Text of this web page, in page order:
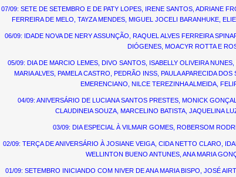
07/09: SETE DE SETEMBRO E DE PATY LOPES, IRENE SANTOS, ADRIANE
FERREIRA DE MELO, TAYZA MENDES, MIGUEL JOCELI BARANHUKE,
06/09: IDADE NOVA DE NERY ASSUNÇÃO, RAQUEL ALVES FERREIRA
DIÓGENES, MOACYR ROTTA E
05/09: DIA DE MARCIO LEMES, DIVO SANTOS, ISABELLY OLIVEIRA
MARIA ALVES, PAMELA CASTRO, PEDRÃO INSS, PAULA APARECIDA
EMERENCIANO, NILCE TEREZINHA ALMEIDA,
04/09: ANIVERSÁRIO DE LUCIANA SANTOS PRESTES, MONICK
CLAUDINEIA SOUZA, MARCELINO BATISTA, JAQUELINA
03/09: DIA ESPECIAL À VILMAIR GOMES, ROBERSOM
02/09: TERÇA DE ANIVERSÁRIO À JOSIANE VEIGA, CIDA NETTO CLARO,
WELLINTON BUENO ANTUNES, ANA MARIA
01/09: SETEMBRO INICIANDO COM NIVER DE ANA MARIA BISPO, JOSÉ